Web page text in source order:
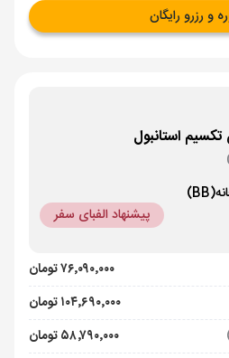
و رزرو رایگان
استانبول
(BB)
پیشنهاد الفبای سفر
۷۶٬۰۹۰٬۰۰۰ تومان
۱۰۴٬۶۹۰٬۰۰۰ تومان
۵۸٬۷۹۰٬۰۰۰ تومان